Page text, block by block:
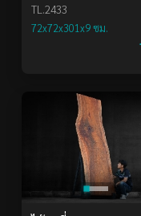
TL.2433
72x72x301x9 ซม.